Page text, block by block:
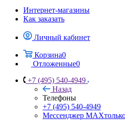
Интернет-магазины
Как заказать
Личный кабинет
Корзина0
Отложенные0
+7 (495) 540-4949
Назад
Телефоны
+7 (495) 540-4949
Мессенджер МАХ